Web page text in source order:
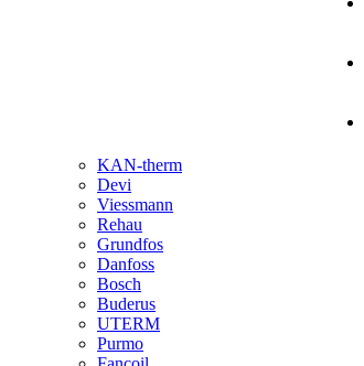
KAN-therm
Devi
Viessmann
Rehau
Grundfos
Danfoss
Bosch
Buderus
UTERM
Purmo